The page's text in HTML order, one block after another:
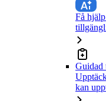
Få
Guidad
kan